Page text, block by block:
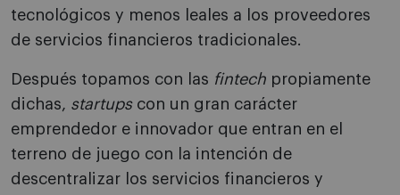
tecnológicos y menos leales a los proveedores
de servicios financieros tradicionales.
Después topamos con las fintech propiamente
dichas, startupscon un gran carácter
emprendedor e innovador que entran en el
terreno de juego con la intención de
descentralizar los servicios financieros y